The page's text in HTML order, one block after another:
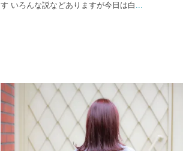
す いろんな説などありますが今日は白 ...